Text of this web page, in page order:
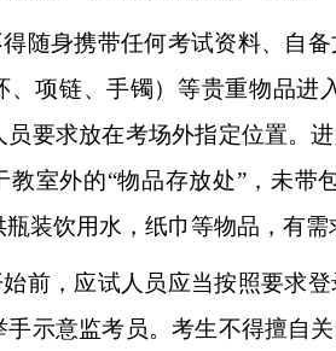
随身携带任何考试资料、自
、项链、手镯）等贵重物品进
员要求放在考场外指定位置。
教室外的“物品存放处”，未
装饮用水，纸巾等物品，有
前，应试人员应当按照要求
手示意监考员。考生不得擅自